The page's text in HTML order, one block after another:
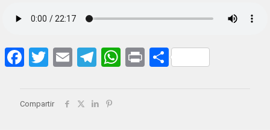
Facebook
Twitter
EmailTelegram
WhatsApp
PrintShare
Compartir